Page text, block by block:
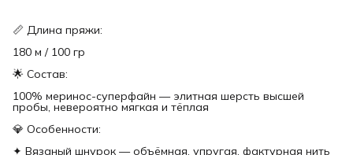
📏 Длина пряжи:
180 м / 100 гр
🌟 Состав:
100% меринос-суперфайн — элитная шерсть высшей
пробы, невероятно мягкая и тёплая
💎 Особенности:
✦ Вязаный шнурок — объёмная, упругая, фактурная нить